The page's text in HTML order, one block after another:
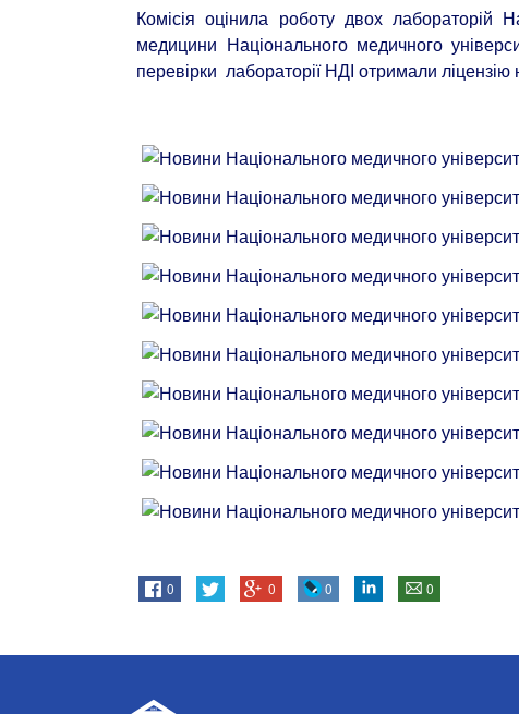
Комісія оцінила роботу двох лабораторій
медицини Національного медичного
перевірки лабораторії НДІ отримали
0 0 0 0